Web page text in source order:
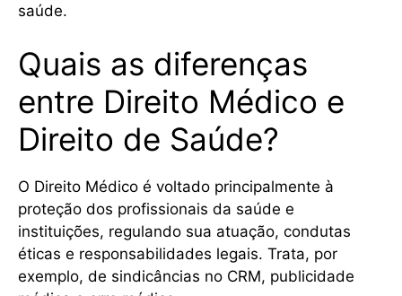
saúde.
Quais as diferenças
entre Direito Médico e
Direito de Saúde?
O Direito Médico é voltado principalmente à
proteção dos profissionais da saúde e
instituições, regulando sua atuação, condutas
éticas e responsabilidades legais. Trata, por
exemplo, de sindicâncias no CRM, publicidade